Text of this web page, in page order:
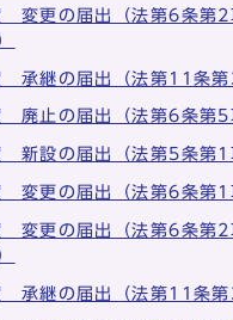
変更の届出（法第6条第2
承継の届出（法第11条第
廃止の届出（法第6条第5
新設の届出（法第5条第1
変更の届出（法第6条第1
変更の届出（法第6条第2
承継の届出（法第11条第